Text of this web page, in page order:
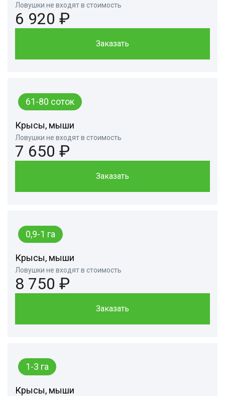
Ловушки не входят в стоимость
6 920 ₽
Заказать
61-80 соток
Крысы, мыши
Ловушки не входят в стоимость
7 650 ₽
Заказать
0,9-1 га
Крысы, мыши
Ловушки не входят в стоимость
8 750 ₽
Заказать
1-3 га
Крысы, мыши